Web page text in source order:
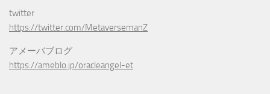
twitter
https://twitter.com/MetaversemanZ
アメーバブログ
https://ameblo.jp/oracleangel-et